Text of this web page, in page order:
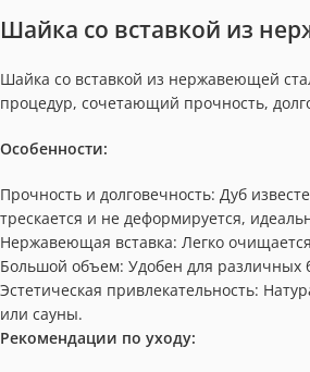
Шайка со вставкой из
Шайка со вставкой из нержавеющей
процедур, сочетающий прочность,
Особенности:
Прочность и долговечность: Дуб
трескается и не деформируется,
Нержавеющая вставка: Легко
Большой объем: Удобен для различных
Эстетическая привлекательность:
или сауны.
Рекомендации по уходу: